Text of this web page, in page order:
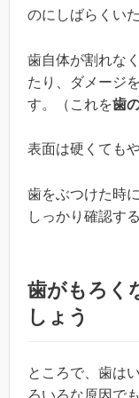
のにしばらくい
歯自体が割れな
たり、ダメージ
す。（これを歯
表面は硬くても
歯をぶつけた時
しっかり確認す
歯がもろく
しょう
ところで、歯は
ろいろな原因で